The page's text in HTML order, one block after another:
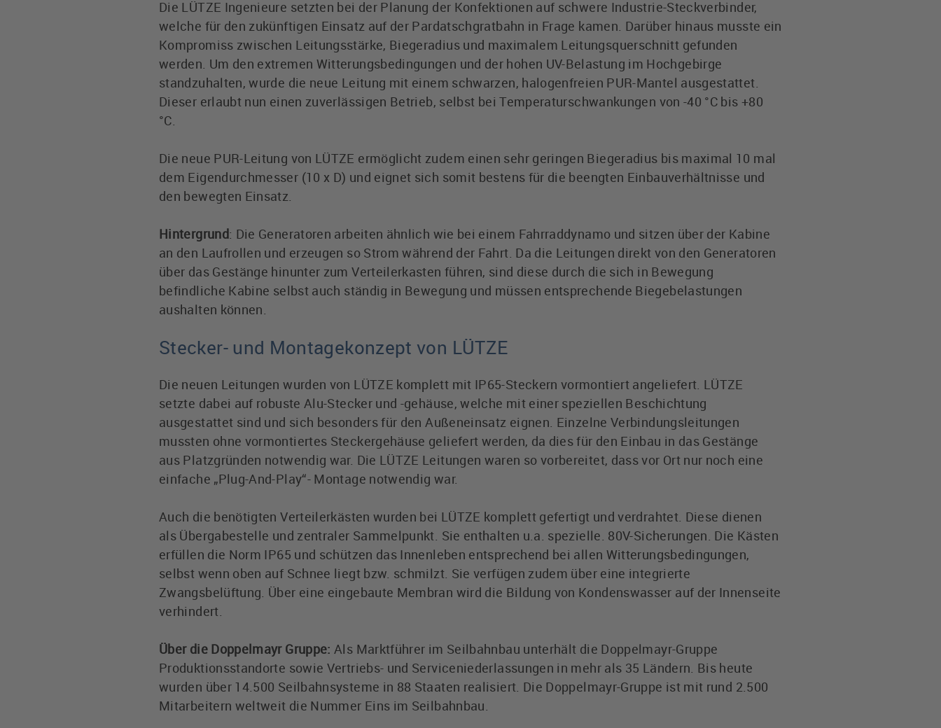
Die LÜTZE Ingenieure setzten bei der Planung der Konfektionen auf schwere Industrie-Steckverbinder,
welche für den zukünftigen Einsatz auf der Pardatschgratbahn in Frage kamen. Darüber hinaus musste ein
Kompromiss zwischen Leitungsstärke, Biegeradius und maximalem Leitungsquerschnitt gefunden
werden. Um den extremen Witterungsbedingungen und der hohen UV-Belastung im Hochgebirge
standzuhalten, wurde die neue Leitung mit einem schwarzen, halogenfreien PUR-Mantel ausgestattet.
Dieser erlaubt nun einen zuverlässigen Betrieb, selbst bei Temperaturschwankungen von -40 °C bis +80
°C.
Die neue PUR-Leitung von LÜTZE ermöglicht zudem einen sehr geringen Biegeradius bis maximal 10 mal
dem Eigendurchmesser (10 x D) und eignet sich somit bestens für die beengten Einbauverhältnisse und
den bewegten Einsatz.
Hintergrund: Die Generatoren arbeiten ähnlich wie bei einem Fahrraddynamo und sitzen über der Kabine
an den Laufrollen und erzeugen so Strom während der Fahrt. Da die Leitungen direkt von den Generatoren
über das Gestänge hinunter zum Verteilerkasten führen, sind diese durch die sich in Bewegung
befindliche Kabine selbst auch ständig in Bewegung und müssen entsprechende Biegebelastungen
aushalten können.
Stecker- und Montagekonzept von LÜTZE
Die neuen Leitungen wurden von LÜTZE komplett mit IP65-Steckern vormontiert angeliefert. LÜTZE
setzte dabei auf robuste Alu-Stecker und -gehäuse, welche mit einer speziellen Beschichtung
ausgestattet sind und sich besonders für den Außeneinsatz eignen. Einzelne Verbindungsleitungen
mussten ohne vormontiertes Steckergehäuse geliefert werden, da dies für den Einbau in das Gestänge
aus Platzgründen notwendig war. Die LÜTZE Leitungen waren so vorbereitet, dass vor Ort nur noch eine
einfache „Plug-And-Play“- Montage notwendig war.
Auch die benötigten Verteilerkästen wurden bei LÜTZE komplett gefertigt und verdrahtet. Diese dienen
als Übergabestelle und zentraler Sammelpunkt. Sie enthalten u.a. spezielle. 80V-Sicherungen. Die Kästen
erfüllen die Norm IP65 und schützen das Innenleben entsprechend bei allen Witterungsbedingungen,
selbst wenn oben auf Schnee liegt bzw. schmilzt. Sie verfügen zudem über eine integrierte
Zwangsbelüftung. Über eine eingebaute Membran wird die Bildung von Kondenswasser auf der Innenseite
verhindert.
Über die Doppelmayr Gruppe: Als Marktführer im Seilbahnbau unterhält die Doppelmayr-Gruppe
Produktionsstandorte sowie Vertriebs- und Serviceniederlassungen in mehr als 35 Ländern. Bis heute
wurden über 14.500 Seilbahnsysteme in 88 Staaten realisiert. Die Doppelmayr-Gruppe ist mit rund 2.500
Mitarbeitern weltweit die Nummer Eins im Seilbahnbau.